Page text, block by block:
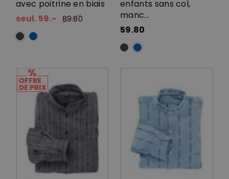
avec poitrine en biais
seul. 59.-
89.80
enfants sans col,
manc...
59.80